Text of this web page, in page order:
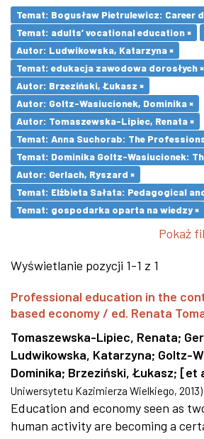
Temat: Bogusław Pietrulewicz: Career
Temat: adults’ vocational education ×
Autor: Ludwikowska, Katarzyna ×
Temat: edukacja zawodowa dorosłych ×
Autor: Brzeziński, Łukasz ×
Autor: Goltz-Wasiucionek, Dominika ×
Autor: Tomaszewska-Lipiec, Renata ×
Temat: Anna Suchorab: The
Temat: Dominika Goltz-Wasiucionek:
Autor: Gerlach, Ryszard ×
Temat: Elżbieta Sałata: Pedagogical
Temat: gospodarka oparta na wiedzy ×
Pokaż
Wyświetlanie pozycji 1-1 z 1
Professional education in the
based economy / ed. Renata
Tomaszewska-Lipiec, Renata;
Ludwikowska, Katarzyna; Goltz-
Dominika; Brzeziński, Łukasz; [et
Uniwersytetu Kazimierza Wielkiego, 2013)
Education and economy seen as
human activity are becoming a